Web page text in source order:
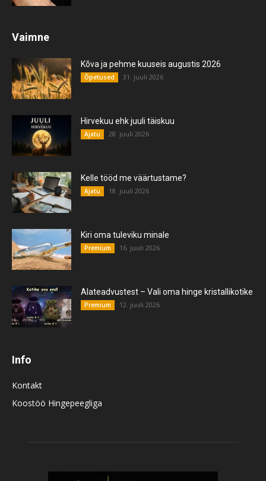
Vaimne
Kõva ja pehme kuuseis augustis 2026
Õpetused 31. juuli 2026
Hirvekuu ehk juuli täiskuu
Ajatu 28. juuli 2026
Kelle tööd me väärtustame?
Ajatu 18. juuli 2026
Kiri oma tuleviku minale
Premium 16. juuli 2026
Alateadvustest – Vali oma hinge kristallikotike
Premium 12. juuli 2026
Info
Kontakt
Koostöö Hingepeegliga